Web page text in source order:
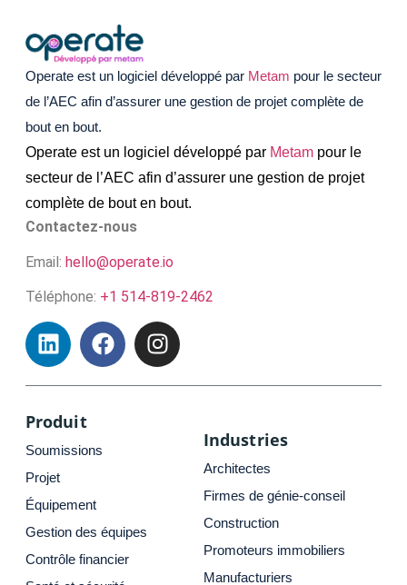
Operate est un logiciel développé par Metam pour le secteur
de l’AEC afin d’assurer une gestion de projet complète de
bout en bout.
Operate est un logiciel développé par Metam pour le
secteur de l’AEC afin d’assurer une gestion de projet
complète de bout en bout.
Contactez-nous
Email: hello@operate.io
Téléphone: +1 514-819-2462
Produit
Soumissions
Projet
Équipement
Gestion des équipes
Contrôle financier
Industries
Architectes
Firmes de génie-conseil
Construction
Promoteurs immobiliers
Manufacturiers